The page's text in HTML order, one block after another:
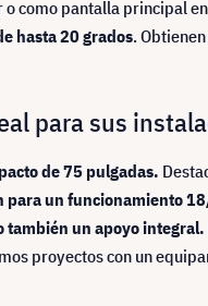
como pantalla principal
hasta 20 grados.
para sus
de 75 pulgadas.
para un funcionamiento
también un apoyo
proyectos con un